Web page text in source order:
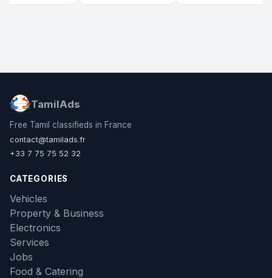
TamilAds
Free Tamil classifieds in France
contact@tamilads.fr
+33 7 75 75 52 32
CATEGORIES
Vehicles
Property & Business
Electronics
Services
Jobs
Food & Catering